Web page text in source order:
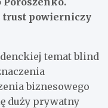
trust powierniczy
temat blind
biznesowego
duży prywatny